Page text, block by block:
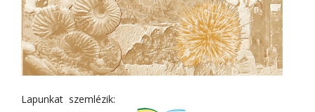
Lapunkat szemlézik: